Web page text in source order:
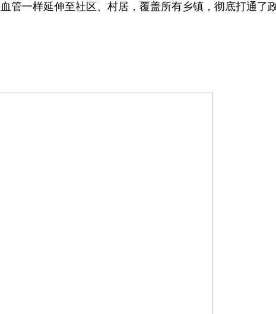
管一样延伸至社区、村居，覆盖所有乡镇，彻底打通了